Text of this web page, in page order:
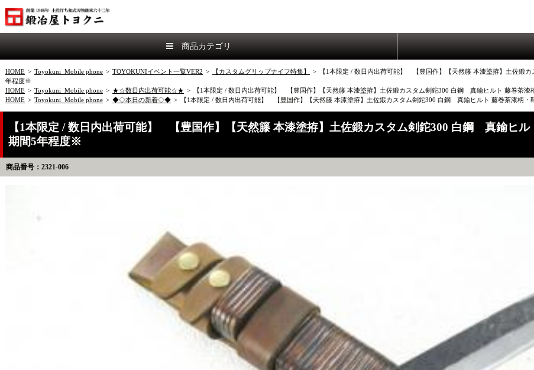
商品カテゴリ
HOME > Toyokuni_Mobile phone > TOYOKUNIイベント一覧VER2 > 【カスタムグリップナイフ特集】 >
【1本限定 / 数日内出荷可能】 【豊国作】【天然籐 本漆塗拵】土佐
年程度※
HOME > Toyokuni_Mobile phone > ★☆数日内出荷可能☆★ >
【1本限定 / 数日内出荷可能】 【豊国作】【天然籐 本漆塗拵】土佐鍛カスタム剣鉈300 白鋼 真鍮ヒルト 藤巻茶
HOME > Toyokuni_Mobile phone > ◆◇本日の新着◇◆ > 【1本限定 / 数日内出荷可能】 【豊国作】【天然籐 本漆塗拵】土佐鍛カスタム剣鉈300 白鋼 真鍮ヒルト 藤巻茶漆柄
【1本限定 / 数日内出荷可能】 【豊国作】【天然籐 本漆塗拵】土佐鍛カスタム剣鉈300 白鋼 真鍮ヒ
期間5年程度※
商品番号：2321-006